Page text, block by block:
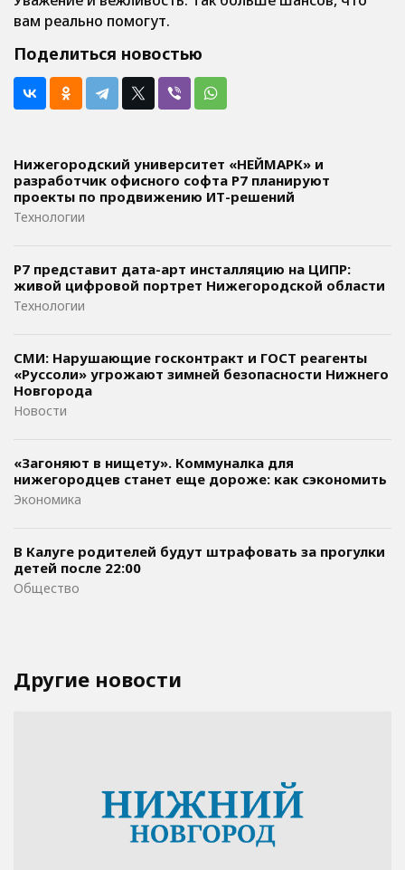
вам реально помогут.
Поделиться новостью
Нижегородский университет «НЕЙМАРК» и
разработчик офисного софта P7 планируют
проекты по продвижению ИТ-решений
Технологии
Р7 представит дата-арт инсталляцию на ЦИПР:
живой цифровой портрет Нижегородской области
Технологии
СМИ: Нарушающие госконтракт и ГОСТ реагенты
«Руссоли» угрожают зимней безопасности Нижнего
Новгорода
Новости
«Загоняют в нищету». Коммуналка для
нижегородцев станет еще дороже: как сэкономить
Экономика
В Калуге родителей будут штрафовать за прогулки
детей после 22:00
Общество
Другие новости